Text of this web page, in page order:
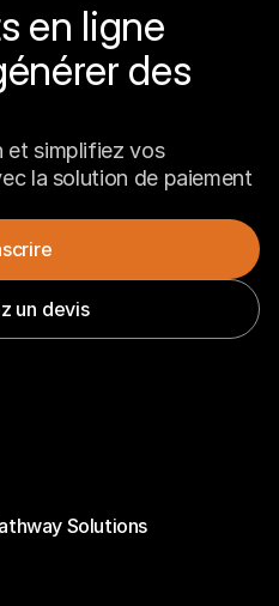
en ligne
des
et simplifiez vos
la solution de paiement
un devis
Solutions